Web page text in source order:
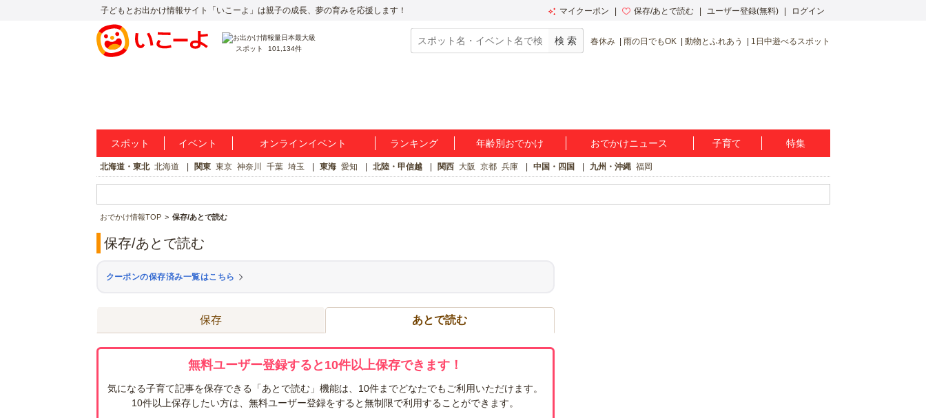
子どもとお出かけ情報サイト「いこーよ」は親子の成長、夢の育みを応援します！ マイクーポン 保存/あとで読む ユーザー登録(無料) ログイン
スポット 101,134件
春休み 雨の日でもOK 動物とふれあう 1日中遊べるスポット
スポット イベント オンラインイベント ランキング 年齢別おでかけ おでかけニュース 子育て 特集
北海道・東北 北海道 関東 東京 神奈川 千葉 埼玉 東海 愛知 北陸・甲信越 関西 大阪 京都 兵庫 中国・四国 九州・沖縄 福岡
おでかけ情報TOP 保存/あとで読む
保存/あとで読む
クーポンの保存済み一覧はこちら
保存 あとで読む
無料ユーザー登録すると10件以上保存できます！
気になる子育て記事を保存できる「あとで読む」機能は、10件までどなたでもご利用いただけます。
10件以上保存したい方は、無料ユーザー登録をすると無制限で利用することができます。